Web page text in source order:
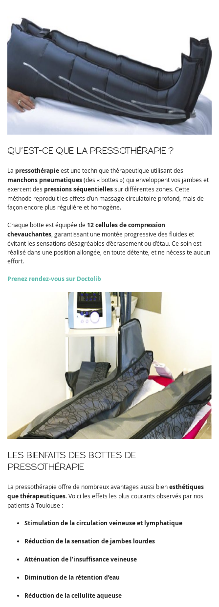
QU’EST-CE QUE LA PRESSOTHÉRAPIE ?
La pressothérapieest une technique thérapeutique utilisant des
manchons pneumatiques(des « bottes ») qui enveloppent vos jambes et
exercent des pressions séquentiellessur différentes zones. Cette
méthode reproduit les effets d’un massage circulatoire profond, mais de
façon encore plus régulière et homogène.
Chaque botte est équipée de 12 cellules de compression
chevauchantes , garantissant une montée progressive des fluides et
évitant les sensations désagréables d’écrasement ou d’étau. Ce soin est
réalisé dans une position allongée, en toute détente, et ne nécessite aucun
effort.
Prenez rendez-vous sur Doctolib
LES BIENFAITS DES BOTTES DE
PRESSOTHÉRAPIE
La pressothérapie offre de nombreux avantages aussi bienesthétiques
que thérapeutiques. Voici les effets les plus courants observés par nos
patients à Toulouse :
Stimulation de la circulation veineuse et lymphatique
Réduction de la sensation de jambes lourdes
Atténuation de l’insuffisance veineuse
Diminution de la rétention d’eau
Réduction de la cellulite aqueuse